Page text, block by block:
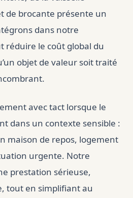
de brocante présente un
dans notre
réduire le coût global du
objet de valeur soit traité
avec tact lorsque le
dans un contexte sensible :
maison de repos, logement
urgente. Notre
prestation sérieuse,
tout en simplifiant au